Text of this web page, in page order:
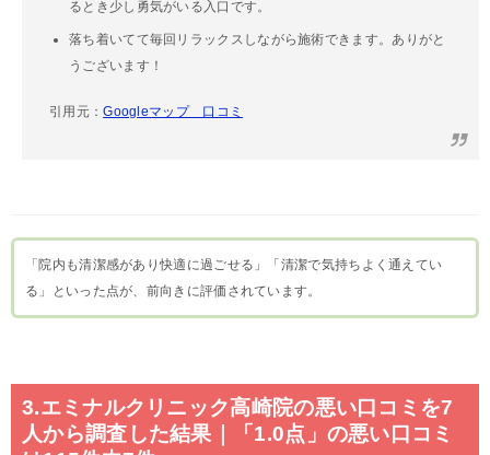
るとき少し勇気がいる入口です。
落ち着いてて毎回リラックスしながら施術できます。ありがと
うございます！
引用元：Googleマップ 口コミ
「院内も清潔感があり快適に過ごせる」「清潔で気持ちよく通えてい
る」といった点が、前向きに評価されています。
3.エミナルクリニック高崎院の悪い口コミを7
人から調査した結果｜「1.0点」の悪い口コミ